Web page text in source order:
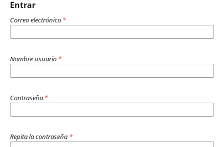
Entrar
Correo electrónico *
Nombre usuario *
Contraseña *
Repita la contraseña *